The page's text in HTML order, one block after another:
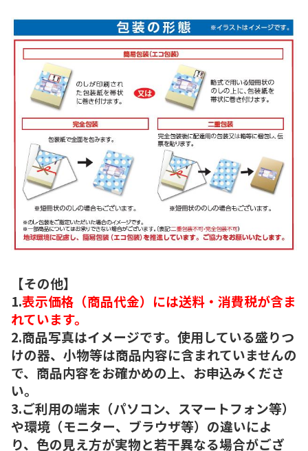
【その他】
1.表示価格（商品代金）には送料・消費税が含ま
れています。
2.商品写真はイメージです。使用している盛りつ
けの器、小物等は商品内容に含まれていませんの
で、商品内容をお確かめの上、お申込みくださ
い。
3.ご利用の端末（パソコン、スマートフォン等）
や環境（モニター、ブラウザ等）の違いによ
り、色の見え方が実物と若干異なる場合がござ